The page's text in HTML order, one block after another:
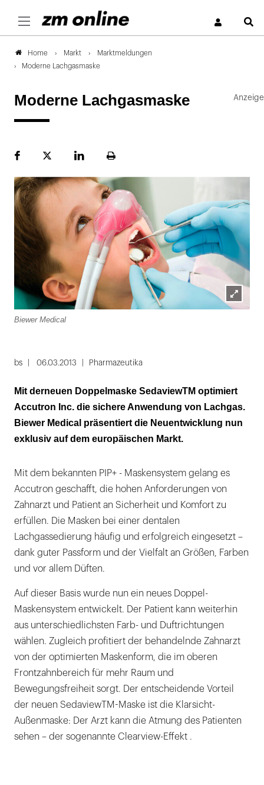
Home Markt
Marktmeldungen
Moderne Lachgasmaske
Moderne Lachgasmaske
FacebookPlattformLinekdInSeite
Lightbox
Biewer Medical
bs 06.03.2013 Pharmazeutika
Mit derneuen Doppelmaske SedaviewTM optimiert
Accutron Inc. die sichere Anwendung von Lachgas.
Biewer Medical präsentiert die Neuentwicklung nun
exklusiv auf dem europäischen Markt.
Mit dem bekannten PIP+ - Maskensystem gelang es
Accutron geschafft, die hohen Anforderungen von
Zahnarzt und Patient an Sicherheit und Komfort zu
erfüllen. Die Masken bei einer dentalen
Lachgassedierung häufig und erfolgreich eingesetzt –
dank guter Passform und der Vielfalt an Größen, Farben
und vor allem Düften.
Auf dieser Basis wurde nun ein neues Doppel-
Maskensystem entwickelt. Der Patient kann weiterhin
aus unterschiedlichsten Farb- und Duftrichtungen
wählen. Zugleich profitiert der behandelnde Zahnarzt
von der optimierten Maskenform, die im oberen
Frontzahnbereich für mehr Raum und
Bewegungsfreiheit sorgt. Der entscheidende Vorteil
der neuen SedaviewTM-Maske ist die Klarsicht-
Außenmaske: Der Arzt kann die Atmung des Patienten
sehen – der sogenannte Clearview-Effekt .